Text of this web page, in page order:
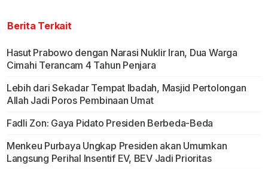
Berita Terkait
Hasut Prabowo dengan Narasi Nuklir Iran, Dua Warga
Cimahi Terancam 4 Tahun Penjara
Lebih dari Sekadar Tempat Ibadah, Masjid Pertolongan
Allah Jadi Poros Pembinaan Umat
Fadli Zon: Gaya Pidato Presiden Berbeda-Beda
Menkeu Purbaya Ungkap Presiden akan Umumkan
Langsung Perihal Insentif EV, BEV Jadi Prioritas